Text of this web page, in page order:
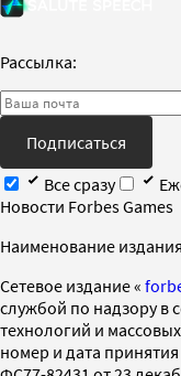
Рассылка:
Подписаться
Все сразу
Новости Forbes Games
Наименование
Cетевое издание «
службой по надзору в
технологий и
номер и дата